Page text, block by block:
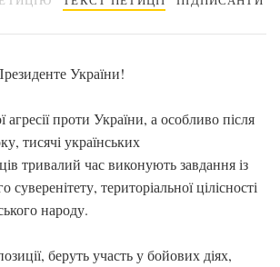
України!
агресії проти України, а особливо після
тисячі українських
тривалий час виконують завдання із
суверенітету, територіальної цілісності
народу.
беруть участь у бойових діях,